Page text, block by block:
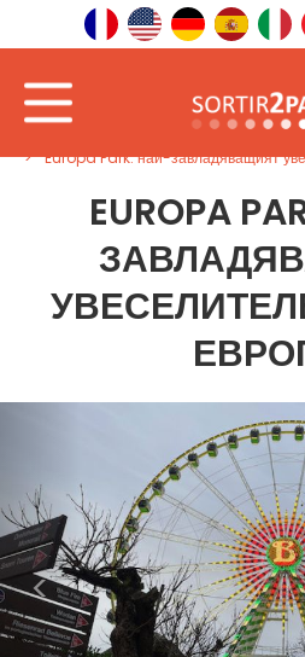
Europa Park: най-завладяващият
EUROPA
<